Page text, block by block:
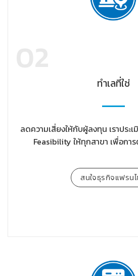
ทำเลที่ใช่
ลดความเสี่ยงให้กับผู้ลงทุน เราประเ
Feasibility ให้ทุกสาขา เพื่อกา
สนใจธุรกิจแฟรน